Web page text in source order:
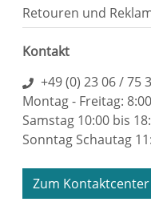
Retouren und
Kontakt
+49 (0) 23 06 / 75
Montag - Freitag:
Samstag 10:00 bis
Sonntag Schautag
Zum Kontaktcenter